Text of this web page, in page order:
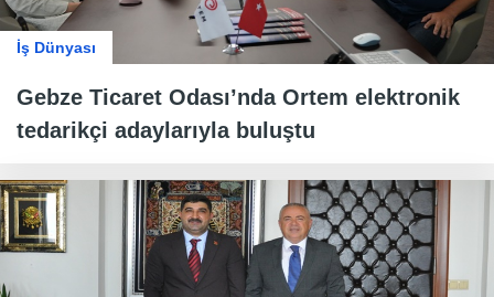
İş Dünyası
Gebze Ticaret Odası’nda Ortem elektronik
tedarikçi adaylarıyla buluştu